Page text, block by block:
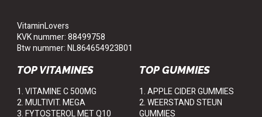
VitaminLovers
KVK nummer: 88499758
Btw nummer: NL864654923B01
TOP VITAMINES
1. VITAMINE C 500MG
2. MULTIVIT. MEGA
3. FYTOSTEROL MET Q10
TOP GUMMIES
1. APPLE CIDER GUMMIES
2. WEERSTAND STEUN
GUMMIES